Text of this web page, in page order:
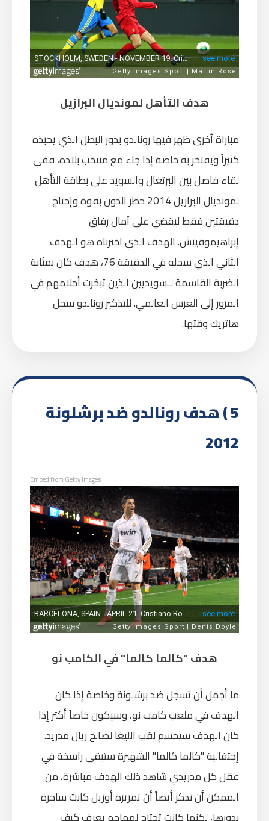
هدف التأهل لمونديال البرازيل
مباراة أخرى ظهر فيها رونالدو بدور البطل الذي يحبذه
كثيراً ويفتخر به خاصة إذا جاء مع منتخب بلاده، ففي
لقاء فاصل بين البرتغال والسويد على بطاقة التأهل
لمونديال البرازيل 2014 حظر الدون بقوة وإحتاج
دقيقتين فقط ليقضي على آمال رفاق
إبراهيموفيتش. الهدف الذي اخترناه هو الهدف
الثاني الذي سجله في الدقيقة 76، هدف كان بمثابة
الضربة القاسمة للسويديين الذين تبخرت أحلامهم في
المرور إلى العرس العالمي. للتذكير رونالدو سجل
هاتريك وقتها.
5 ) هدف رونالدو ضد برشلونة
2012
Embed from Getty Images
هدف "كالما كالما" في الكامب نو
ما أجمل أن تسجل ضد برشلونة وخاصة إذا كان
الهدف في ملعب كامب نو، وسيكون خاصاً أكثر إذا
كان الهدف سيحسم لقب الليغا لصالح ريال مدريد.
إحتفالية "كالما كالما" الشهيرة ستبقى راسخة في
عقل كل مدريدي شاهد ذلك الهدف مباشرة، من
الممكن أن نذكر أيضاً أن تمريرة أوزيل كانت ساحرة